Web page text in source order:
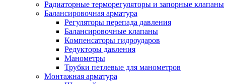
Радиаторные терморегуляторы и запорные клапаны
Балансировочная арматура
Регуляторы перепада давления
Балансировочные клапаны
Компенсаторы гидроударов
Редукторы давления
Манометры
Трубки петлевые для манометров
Монтажная арматура